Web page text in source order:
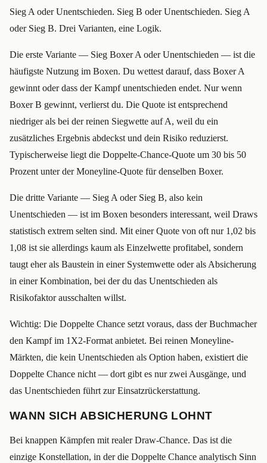
Sieg A oder Unentschieden. Sieg B oder Unentschieden. Sieg A
oder Sieg B. Drei Varianten, eine Logik.
Die erste Variante — Sieg Boxer A oder Unentschieden — ist die
häufigste Nutzung im Boxen. Du wettest darauf, dass Boxer A
gewinnt oder dass der Kampf unentschieden endet. Nur wenn
Boxer B gewinnt, verlierst du. Die Quote ist entsprechend
niedriger als bei der reinen Siegwette auf A, weil du ein
zusätzliches Ergebnis abdeckst und dein Risiko reduzierst.
Typischerweise liegt die Doppelte-Chance-Quote um 30 bis 50
Prozent unter der Moneyline-Quote für denselben Boxer.
Die dritte Variante — Sieg A oder Sieg B, also kein
Unentschieden — ist im Boxen besonders interessant, weil Draws
statistisch extrem selten sind. Mit einer Quote von oft nur 1,02 bis
1,08 ist sie allerdings kaum als Einzelwette profitabel, sondern
taugt eher als Baustein in einer Systemwette oder als Absicherung
in einer Kombination, bei der du das Unentschieden als
Risikofaktor ausschalten willst.
Wichtig: Die Doppelte Chance setzt voraus, dass der Buchmacher
den Kampf im 1X2-Format anbietet. Bei reinen Moneyline-
Märkten, die kein Unentschieden als Option haben, existiert die
Doppelte Chance nicht — dort gibt es nur zwei Ausgänge, und
das Unentschieden führt zur Einsatzrückerstattung.
WANN SICH ABSICHERUNG LOHNT
Bei knappen Kämpfen mit realer Draw-Chance. Das ist die
einzige Konstellation, in der die Doppelte Chance analytisch Sinn